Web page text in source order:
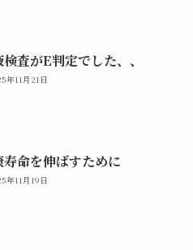
検査がE判定でした、、
年11月21日
寿命を伸ばすために
年11月19日